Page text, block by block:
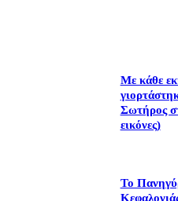
Με κάθε
Σωτήρος
εικόνες)
Το